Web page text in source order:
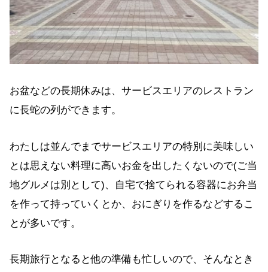
お盆などの長期休みは、サービスエリアのレストラン
に長蛇の列ができます。
わたしは並んでまでサービスエリアの特別に美味しい
とは思えない料理に高いお金を出したくないので(ご当
地グルメは別として)、自宅で捨てられる容器にお弁当
を作って持っていくとか、おにぎりを作るなどするこ
とが多いです。
長期旅行となると他の準備も忙しいので、そんなとき